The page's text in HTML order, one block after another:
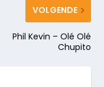
VOLGENDE
Phil Kevin – Olé Olé
Chupito